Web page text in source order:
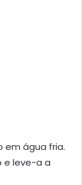
em água fria.
e leve-a a